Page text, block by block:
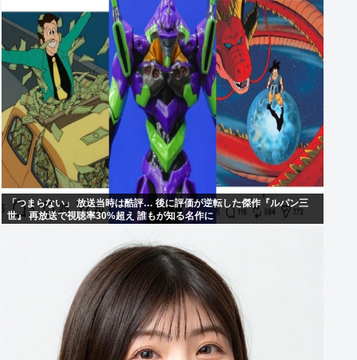
「つまらない」 放送当時は酷評… 後に評価が逆転した傑作『ルパン三
世』 再放送で視聴率30%超え 誰もが知る名作に